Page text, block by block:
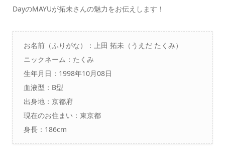
DayのMAYUが拓未さんの魅力をお伝えします！
お名前（ふりがな）：上田 拓未（うえだ たくみ）
ニックネーム：たくみ
生年月日：1998年10月08日
血液型：B型
出身地：京都府
現在のお住まい：東京都
身長：186cm